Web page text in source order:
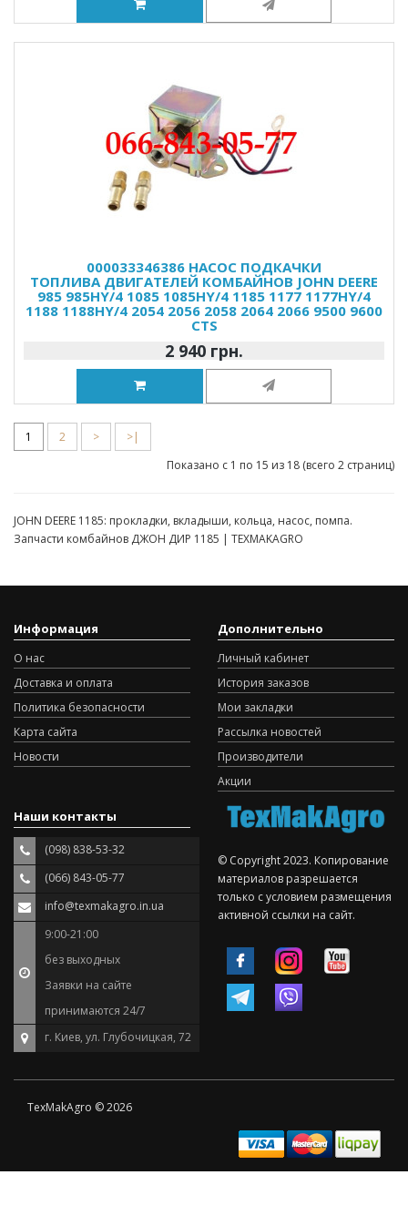
000033346386 НАСОС ПОДКАЧКИ
ТОПЛИВА ДВИГАТЕЛЕЙ КОМБАЙНОВ JOHN DEERE
985 985HY/4 1085 1085HY/4 1185 1177 1177HY/4
1188 1188HY/4 2054 2056 2058 2064 2066 9500 9600
CTS
2 940 грн.
1 2 >
>|
Показано с 1 по 15 из 18 (всего 2 страниц)
JOHN DEERE 1185: прокладки, вкладыши, кольца, насос, помпа.
Запчасти комбайнов ДЖОН ДИР 1185 | TEXMAKAGRO
Информация
О нас
Доставка и оплата
Политика безопасности
Карта сайта
Новости
Дополнительно
Личный кабинет
История заказов
Мои закладки
Рассылка новостей
Производители
Акции
Наши контакты
(098) 838-53-32
(066) 843-05-77
info@texmakagro.in.ua
9:00-21:00
без выходных
Заявки на сайте
принимаются 24/7
г. Киев, ул. Глубочицкая, 72
© Copyright 2023. Копирование
материалов разрешается
только с условием размещения
активной ссылки на сайт.
TexMakAgro © 2026